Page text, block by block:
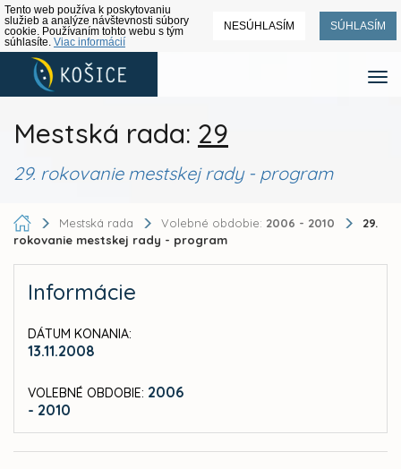
Tento web používa k poskytovaniu
služieb a analýze návštevnosti súbory
cookie. Používaním tohto webu s tým
súhlasíte. Viac informácií
NESÚHLASÍM SÚHLASÍM
Mestská rada: 29
29. rokovanie mestskej rady - program
Mestská rada Volebné obdobie: 2006 - 2010
29.
rokovanie mestskej rady - program
Informácie
DÁTUM KONANIA:
13.11.2008
VOLEBNÉ OBDOBIE: 2006
- 2010